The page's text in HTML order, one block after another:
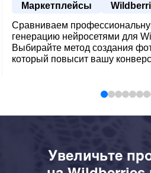
Маркетплейсы
Сравниваем
генерацию нейросетями для
Выбирайте метод создания
который повысит вашу
Увеличьте